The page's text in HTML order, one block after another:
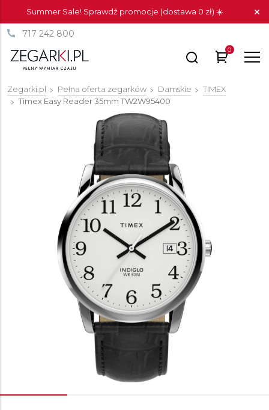
Summer Sale! Sprawdź promocje (dostawa 0 zł) ☀️
717 242 800
0
Zegarki.pl Pełna oferta zegarków Damskie
TIMEX
Timex Easy Reader 35mm TW2W95400